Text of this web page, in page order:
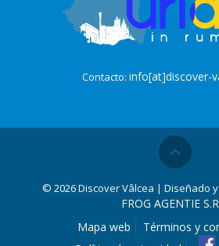
Contacto: info[at]discover-
© 2026 Discover Vâlcea | Diseñado
FROG AGENTIE
Mapa web
Términos y